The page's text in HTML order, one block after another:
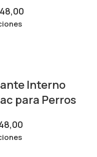
Interno
para Perros